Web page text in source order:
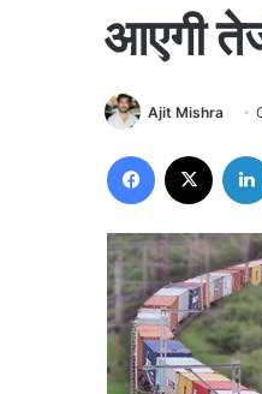
आएगी
Ajit Mishra
Facebook